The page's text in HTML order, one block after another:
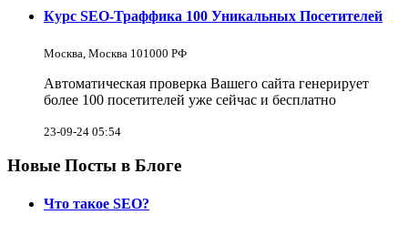
Курс SEO-Траффика 100 Уникальных Посетителей
Москва, Москва 101000 РФ
Автоматическая проверка Вашего сайта генерирует
более 100 посетителей уже сейчас и бесплатно
23-09-24 05:54
Новые Посты в Блоге
Что такое SEO?